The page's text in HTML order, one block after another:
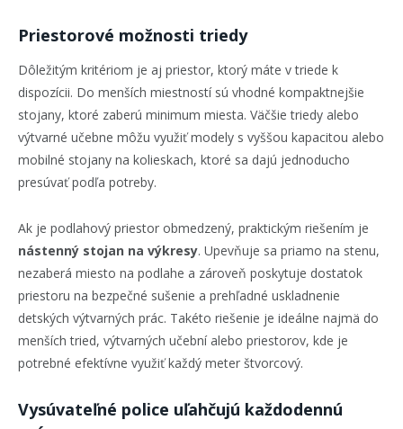
Priestorové možnosti triedy
Dôležitým kritériom je aj priestor, ktorý máte v triede k
dispozícii. Do menších miestností sú vhodné kompaktnejšie
stojany, ktoré zaberú minimum miesta. Väčšie triedy alebo
výtvarné učebne môžu využiť modely s vyššou kapacitou alebo
mobilné stojany na kolieskach, ktoré sa dajú jednoducho
presúvať podľa potreby.
Ak je podlahový priestor obmedzený, praktickým riešením je
nástenný stojan na výkresy. Upevňuje sa priamo na stenu,
nezaberá miesto na podlahe a zároveň poskytuje dostatok
priestoru na bezpečné sušenie a prehľadné uskladnenie
detských výtvarných prác. Takéto riešenie je ideálne najmä do
menších tried, výtvarných učební alebo priestorov, kde je
potrebné efektívne využiť každý meter štvorcový.
Vysúvateľné police uľahčujú každodennú